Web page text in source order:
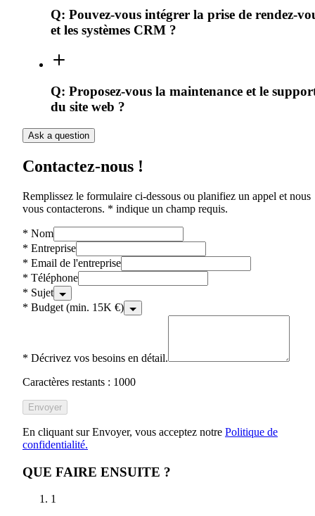
Q: Pouvez-vous intégrer la prise de rendez-
et les systèmes CRM ?
Q: Proposez-vous la maintenance et le
du site web ?
Ask a question
Contactez-nous !
Remplissez le formulaire ci-dessous ou planifiez un appel et nous
vous contacterons. * indique un champ requis.
* Nom
* Entreprise
* Email de l'entreprise
* Téléphone
* Sujet
* Budget (min. 15K €)
* Décrivez vos besoins en détail.
Caractères restants : 1000
Envoyer
En cliquant sur Envoyer, vous acceptez notre Politique de
confidentialité.
QUE FAIRE ENSUITE ?
1